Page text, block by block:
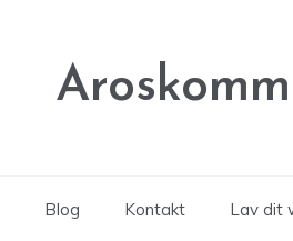
Blog Kontakt Lav dit